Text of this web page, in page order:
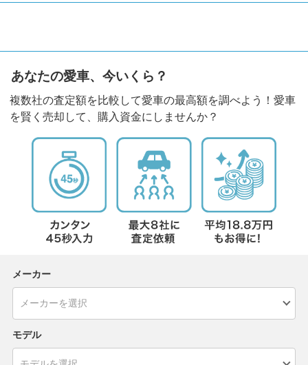
あなたの愛車、今いくら？
複数社の査定額を比較して愛車の最高額を調べよう！愛車
を賢く売却して、購入資金にしませんか？
メーカー
モデル